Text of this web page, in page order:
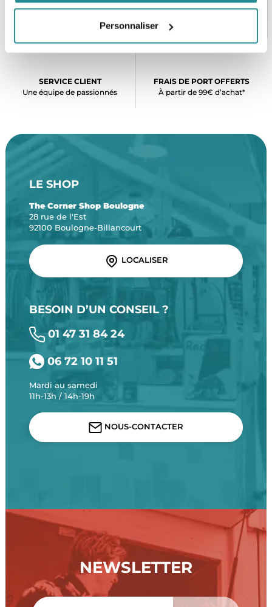
Personnaliser
PAIEMENT SÉCURISÉ
CB, VISA, Mastercard, ALMA
STOCK EN TEMPS RÉEL
Plus de 5000 produits en stock
SERVICE CLIENT
Une équipe de passionnés
FRAIS DE PORT OFFERTS
À partir de 99€ d’achat*
LE SHOP
The Corner Shop Boulogne
28 rue de l'Est
92100 Boulogne-Billancourt
LOCALISER
BESOIN D’UN CONSEIL ?
01 47 31 84 24
06 72 10 11 51
Mardi au samedi
11h-13h / 14h-19h
NOUS-CONTACTER
NEWSLETTER